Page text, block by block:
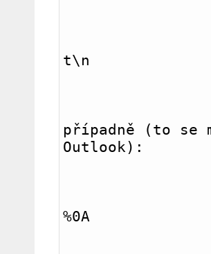
t\n
případně (to se
Outlook):
%0A